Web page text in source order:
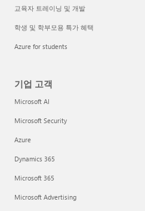
교육자 트레이닝 및 개발
학생 및 학부모용 특가 혜택
Azure for students
기업 고객
Microsoft AI
Microsoft Security
Azure
Dynamics 365
Microsoft 365
Microsoft Advertising